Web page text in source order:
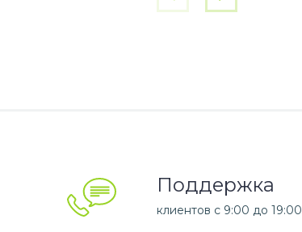
Поддержка
клиентов c 9:00 до 19:00